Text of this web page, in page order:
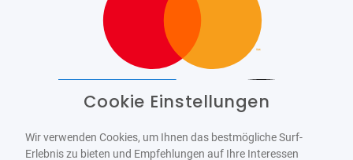
WCAG-2.1-AA
Cookie Einstellungen
Wir verwenden Cookies, um Ihnen das bestmögliche Surf-
Erlebnis zu bieten und Empfehlungen auf Ihre Interessen